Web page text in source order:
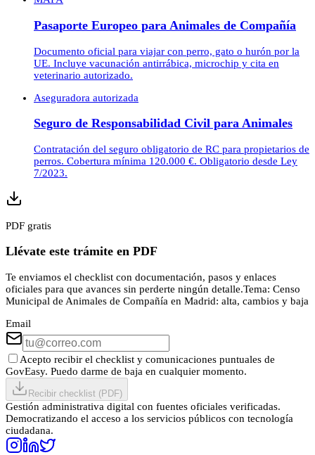
Pasaporte Europeo para Animales de Compañía
Documento oficial para viajar con perro, gato o hurón por la
UE. Incluye vacunación antirrábica, microchip y cita en
veterinario autorizado.
Aseguradora autorizada
Seguro de Responsabilidad Civil para Animales
Contratación del seguro obligatorio de RC para propietarios de
perros. Cobertura mínima 120.000 €. Obligatorio desde Ley
7/2023.
PDF gratis
Llévate este trámite en PDF
Te enviamos el checklist con documentación, pasos y enlaces
oficiales para que avances sin perderte ningún detalle.Tema: Censo
Municipal de Animales de Compañía en Madrid: alta, cambios y baja
Email
Acepto recibir el checklist y comunicaciones puntuales de
GovEasy. Puedo darme de baja en cualquier momento.
Recibir checklist (PDF)
Gestión administrativa digital con fuentes oficiales verificadas.
Democratizando el acceso a los servicios públicos con tecnología
ciudadana.